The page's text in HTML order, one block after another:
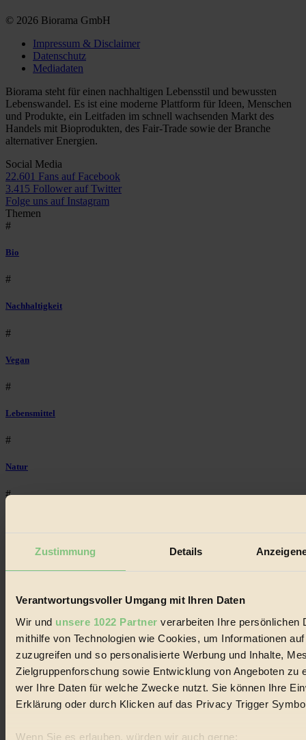
Zustimmung Details
Verantwortungsvoller Umgang mit Ihren Daten
Wir und unsere 1022 Partner verarbeiten Ihre persönlichen
mithilfe von Technologien wie Cookies, um Informationen
zuzugreifen und so personalisierte Werbung und Inhalte,
Zielgruppenforschung sowie Entwicklung von Angeboten zu
wer Ihre Daten für welche Zwecke nutzt. Sie können Ihre
Erklärung oder durch Klicken auf das Privacy Trigger
Wenn Sie es erlauben, würden wir auch gerne:
© 2026 Biorama GmbH
Impressum & Disclaimer
Datenschutz
Mediadaten
Biorama steht für einen nachhaltigen Lebensstil und bewussten
Lebenswandel. Es ist eine moderne Plattform für Ideen, Menschen
und Produkte, ein Leitfaden im schnell wachsenden Markt des
Handels mit Bioprodukten, des Fair-Trade sowie der Branche
alternativer Energien.
Social Media
22.601 Fans auf Facebook
3.415 Follower auf Twitter
Folge uns auf Instagram
Themen
#
Bio
#
Nachhaltigkeit
#
Vegan
#
Lebensmittel
#
Natur
#
Umwelt
Essen
Landwirtschaft